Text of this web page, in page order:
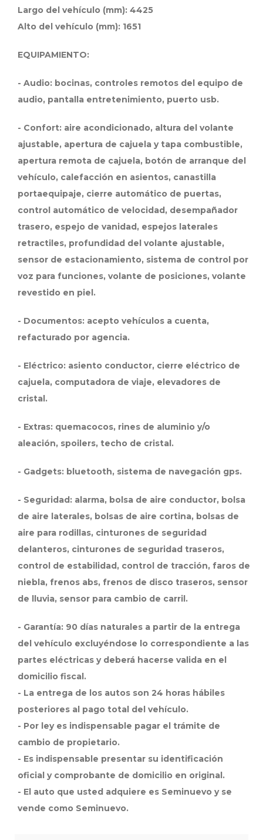
Largo del vehículo (mm): 4425
Alto del vehículo (mm): 1651
EQUIPAMIENTO:
- Audio: bocinas, controles remotos del equipo de
audio, pantalla entretenimiento, puerto usb.
- Confort: aire acondicionado, altura del volante
ajustable, apertura de cajuela y tapa combustible,
apertura remota de cajuela, botón de arranque del
vehículo, calefacción en asientos, canastilla
portaequipaje, cierre automático de puertas,
control automático de velocidad, desempañador
trasero, espejo de vanidad, espejos laterales
retractiles, profundidad del volante ajustable,
sensor de estacionamiento, sistema de control por
voz para funciones, volante de posiciones, volante
revestido en piel.
- Documentos: acepto vehículos a cuenta,
refacturado por agencia.
- Eléctrico: asiento conductor, cierre eléctrico de
cajuela, computadora de viaje, elevadores de
cristal.
- Extras: quemacocos, rines de aluminio y/o
aleación, spoilers, techo de cristal.
- Gadgets: bluetooth, sistema de navegación gps.
- Seguridad: alarma, bolsa de aire conductor, bolsa
de aire laterales, bolsas de aire cortina, bolsas de
aire para rodillas, cinturones de seguridad
delanteros, cinturones de seguridad traseros,
control de estabilidad, control de tracción, faros de
niebla, frenos abs, frenos de disco traseros, sensor
de lluvia, sensor para cambio de carril.
- Garantía: 90 días naturales a partir de la entrega
del vehículo excluyéndose lo correspondiente a las
partes eléctricas y deberá hacerse valida en el
domicilio fiscal.
- La entrega de los autos son 24 horas hábiles
posteriores al pago total del vehículo.
- Por ley es indispensable pagar el trámite de
cambio de propietario.
- Es indispensable presentar su identificación
oficial y comprobante de domicilio en original.
- El auto que usted adquiere es Seminuevo y se
vende como Seminuevo.